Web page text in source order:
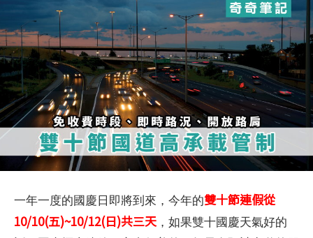
一年一度的國慶日即將到來，今年的雙十節連假從
10/10(五)~10/12(日)共三天，如果雙十國慶天氣好的